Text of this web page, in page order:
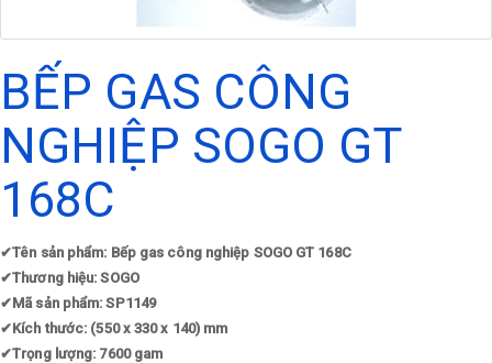
BẾP GAS CÔNG
NGHIỆP SOGO GT
168C
✔Tên sản phẩm: Bếp gas công nghiệp SOGO GT 168C
✔Thương hiệu: SOGO
✔Mã sản phẩm: SP1149
✔Kích thước: (550 x 330 x 140) mm
✔Trọng lượng: 7600 gam